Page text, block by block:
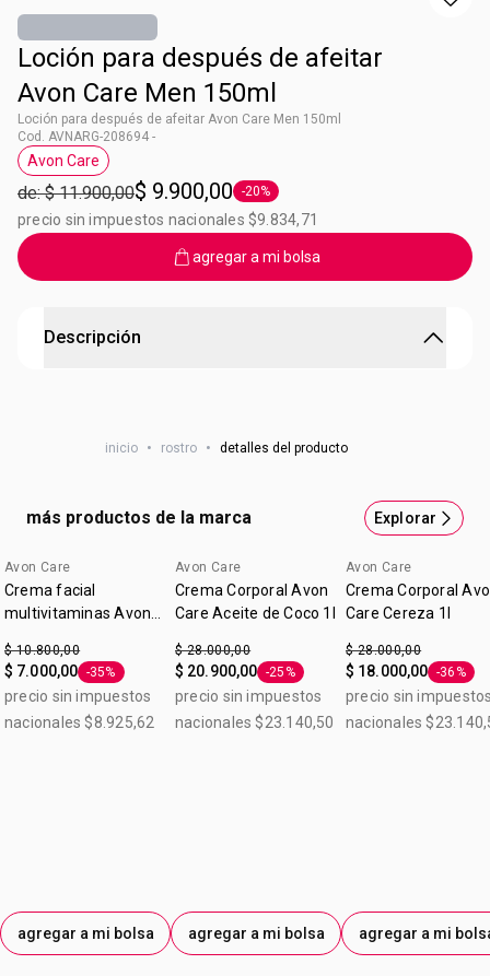
Loción para después de afeitar
Avon Care Men 150ml
Loción para después de afeitar Avon Care Men 150ml
Cod. AVNARG-208694 -
Etiqueta Avon Care
Avon Care
de: $ 11.900,00$ 9.900,00 Etiqueta -20%
-20%
precio sin impuestos nacionales $9.834,71
agregar a mi bolsa
Descripción
línea de cuidado y limpieza exclusiva para hombres.
inicio • rostro • detalles del producto
más productos de la marca Explorar
Avon Care
Crema facial
multivitaminas Avon
$ 10.800,00
$ 7.000,00 Etiqueta -35%
-35%
precio sin impuestos
nacionales $8.925,62
agregar a mi bolsa
Avon Care
Crema Corporal Avon
Care Aceite de Coco 1l
$ 28.000,00
$ 20.900,00 Etiqueta -25%
-25%
precio sin impuestos
nacionales $23.140,50
agregar a mi bolsa
Avon Care
Crema Corporal
Care Cereza 1l
$ 28.000,00
$ 18.000,00 Etiqueta
-36%
precio sin
nacionales
agregar a mi